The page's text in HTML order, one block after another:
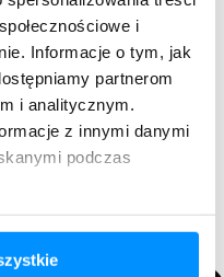
i
Informacje o tym, jak
partnerom
i analitycznym.
z innymi danymi
podczas
można dokonać
„Ustawienia”.
Twoje dane
Bitfold R&D. Uprzejmie
Cookies może podlegać
od dnia 1 października 2023